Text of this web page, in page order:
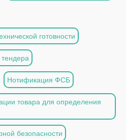
готовности
Нотификация ФСБ
товара для определения
безопасности